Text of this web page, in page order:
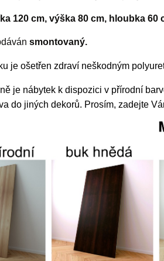
120 cm, výška 80 cm, hloubka 60
smontovaný.
je ošetřen zdraví neškodným
je nábytek k dispozici v přírodní
do jiných dekorů. Prosím, zadejte